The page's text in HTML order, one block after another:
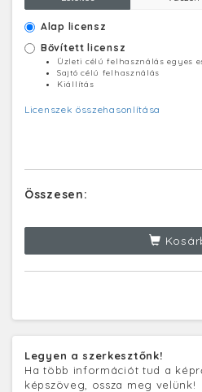
Alap licensz
Bővített licensz
Üzleti célú felhasználás egyes
Sajtó célú felhasználás
Kiállítás
Licenszek összehasonlítása
Összesen:
Legyen a szerkesztőnk!
Ha több információt tud a
képszöveg, ossza meg velünk!